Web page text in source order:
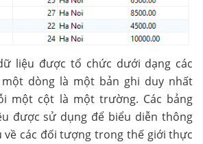
liệu được tổ chức dưới dạng các
dòng là một bản ghi duy nhất
một cột là một trường. Các bảng
được sử dụng để biểu diễn thông
các đối tượng trong thế giới thực